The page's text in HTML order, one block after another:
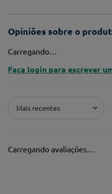
Opiniões sobre o
Carregando…
Faça login para escrever
Mais recentes
Carregando avaliações…